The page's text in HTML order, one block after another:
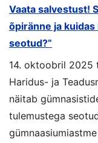
Vaata salvestust!
õpiränne ja
seotud?”
14. oktoobril 2025
Haridus- ja
näitab
tulemustega